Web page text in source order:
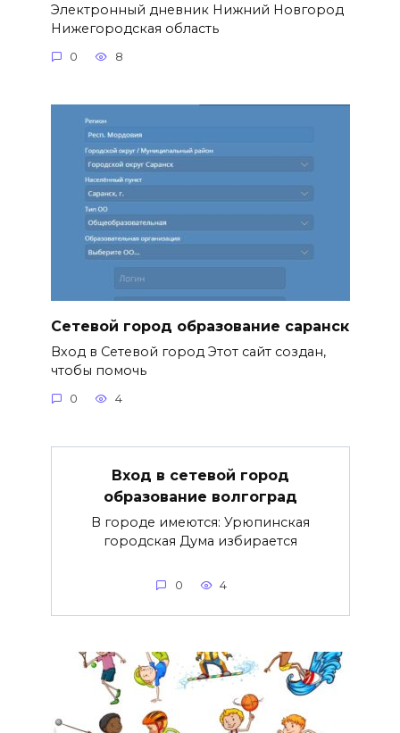
Электронный дневник Нижний Новгород
Нижегородская область
0 8
Сетевой город образование саранск
Вход в Сетевой город Этот сайт создан,
чтобы помочь
0 4
Вход в сетевой город
образование волгоград
В городе имеются: Урюпинская
городская Дума избирается
0 4